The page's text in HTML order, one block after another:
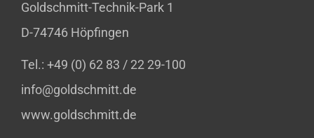
Goldschmitt-Technik-Park 1
D-74746 Höpfingen
Tel.: +49 (0) 62 83 / 22 29-100
info@goldschmitt.de
www.goldschmitt.de